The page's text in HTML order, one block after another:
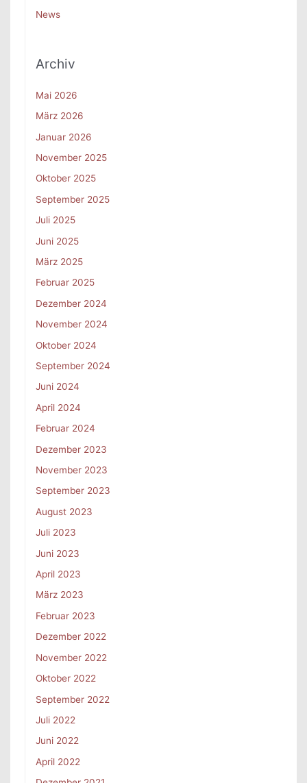
News
Archiv
Mai 2026
März 2026
Januar 2026
November 2025
Oktober 2025
September 2025
Juli 2025
Juni 2025
März 2025
Februar 2025
Dezember 2024
November 2024
Oktober 2024
September 2024
Juni 2024
April 2024
Februar 2024
Dezember 2023
November 2023
September 2023
August 2023
Juli 2023
Juni 2023
April 2023
März 2023
Februar 2023
Dezember 2022
November 2022
Oktober 2022
September 2022
Juli 2022
Juni 2022
April 2022